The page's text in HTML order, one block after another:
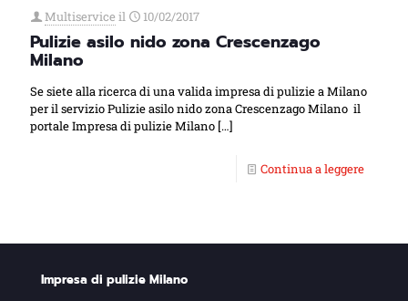
Multiservice il 10/02/2017
Pulizie asilo nido zona Crescenzago
Milano
Se siete alla ricerca di una valida impresa di pulizie a Milano
per il servizio Pulizie asilo nido zona Crescenzago Milano il
portale Impresa di pulizie Milano […]
Continua a leggere
Impresa di pulizie Milano